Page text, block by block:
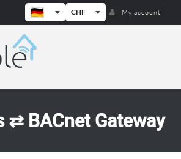
CHF My account
Weble — Industrielle IoT-Gateways
⇄ BACnet Gateway